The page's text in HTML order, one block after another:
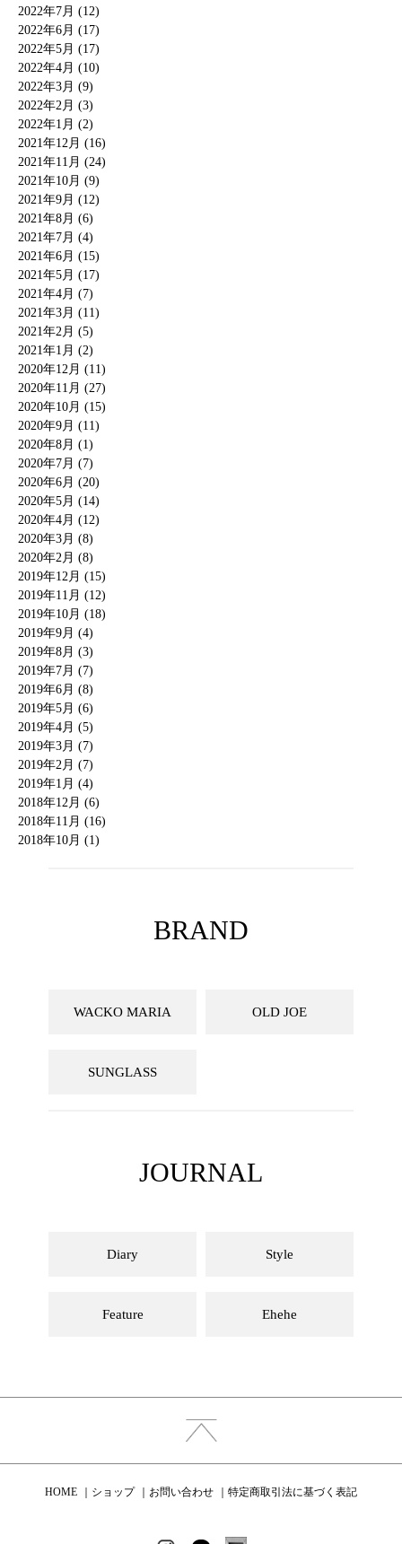
2022年7月 (12)
2022年6月 (17)
2022年5月 (17)
2022年4月 (10)
2022年3月 (9)
2022年2月 (3)
2022年1月 (2)
2021年12月 (16)
2021年11月 (24)
2021年10月 (9)
2021年9月 (12)
2021年8月 (6)
2021年7月 (4)
2021年6月 (15)
2021年5月 (17)
2021年4月 (7)
2021年3月 (11)
2021年2月 (5)
2021年1月 (2)
2020年12月 (11)
2020年11月 (27)
2020年10月 (15)
2020年9月 (11)
2020年8月 (1)
2020年7月 (7)
2020年6月 (20)
2020年5月 (14)
2020年4月 (12)
2020年3月 (8)
2020年2月 (8)
2019年12月 (15)
2019年11月 (12)
2019年10月 (18)
2019年9月 (4)
2019年8月 (3)
2019年7月 (7)
2019年6月 (8)
2019年5月 (6)
2019年4月 (5)
2019年3月 (7)
2019年2月 (7)
2019年1月 (4)
2018年12月 (6)
2018年11月 (16)
2018年10月 (1)
BRAND
WACKO MARIA OLD JOE
SUNGLASS
JOURNAL
Diary Style
Feature Ehehe
HOME ショップ お問い合わせ 特定商取引法に基づく表記